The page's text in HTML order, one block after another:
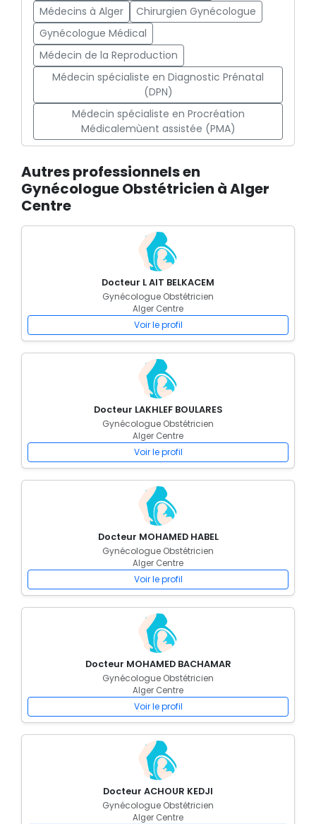
Médecins à Alger
Chirurgien Gynécologue
Gynécologue Médical
Médecin de la Reproduction
Médecin spécialiste en Diagnostic Prénatal
(DPN)
Médecin spécialiste en Procréation
Médicalemùent assistée (PMA)
Autres professionnels en
Gynécologue Obstétricien à Alger
Centre
Docteur L AIT BELKACEM
Gynécologue Obstétricien
Alger Centre
Voir le profil
Docteur LAKHLEF BOULARES
Gynécologue Obstétricien
Alger Centre
Voir le profil
Docteur MOHAMED HABEL
Gynécologue Obstétricien
Alger Centre
Voir le profil
Docteur MOHAMED BACHAMAR
Gynécologue Obstétricien
Alger Centre
Voir le profil
Docteur ACHOUR KEDJI
Gynécologue Obstétricien
Alger Centre